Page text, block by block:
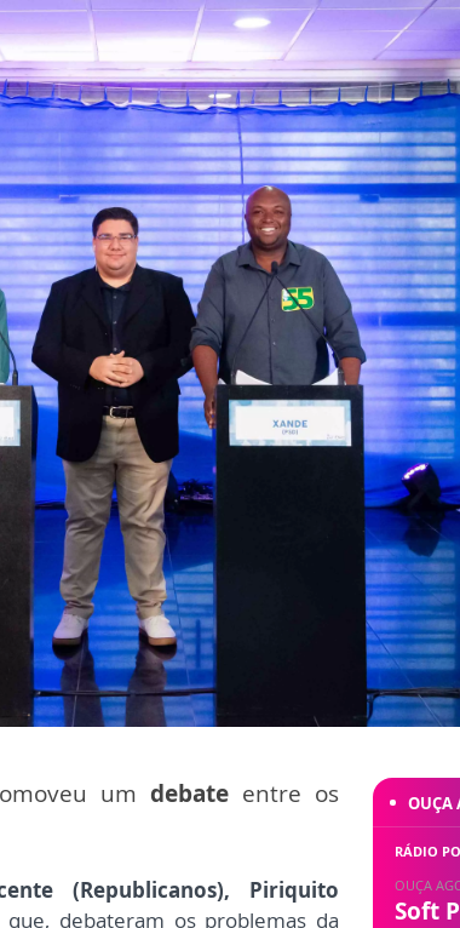
um debate entre os
(Republicanos), Piriquito
que, debateram os problemas da
OUÇA
RÁDIO
OUÇA
Soft